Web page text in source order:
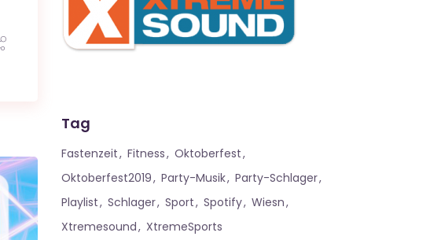
Tag
Fastenzeit Fitness
Oktoberfest
Oktoberfest2019
Party-Musik
Party-Schlager
Playlist
Schlager Sport Spotify
Wiesn
Xtremesound
XtremeSports